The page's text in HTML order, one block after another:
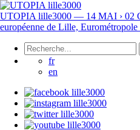
UTOPIA lille3000 — 14 MAI › 02
européenne de Lille,
fr
en